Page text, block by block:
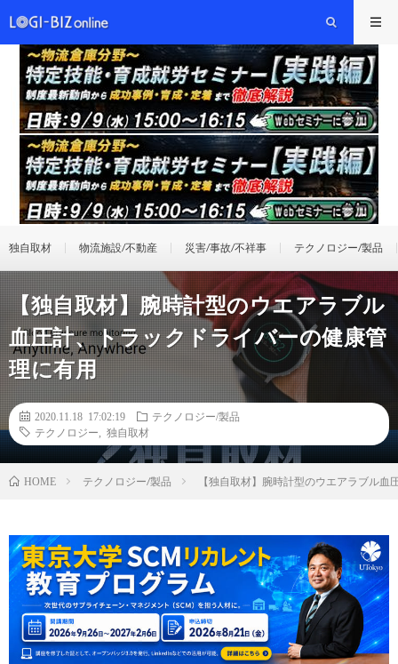
独自取材 物流施設/不動産 災害/事故/不祥事 テクノロジー/製品
【独自取材】腕時計型のウエアラブル
血圧計、トラックドライバーの健康管
理に有用
2020.11.18 17:02:19
テクノロジー/製品
テクノロジー
独自取材
HOME テクノロジー/製品 【独自取材】腕時計型のウエアラブル